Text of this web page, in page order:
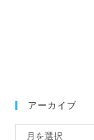
アーカイブ
月を選択